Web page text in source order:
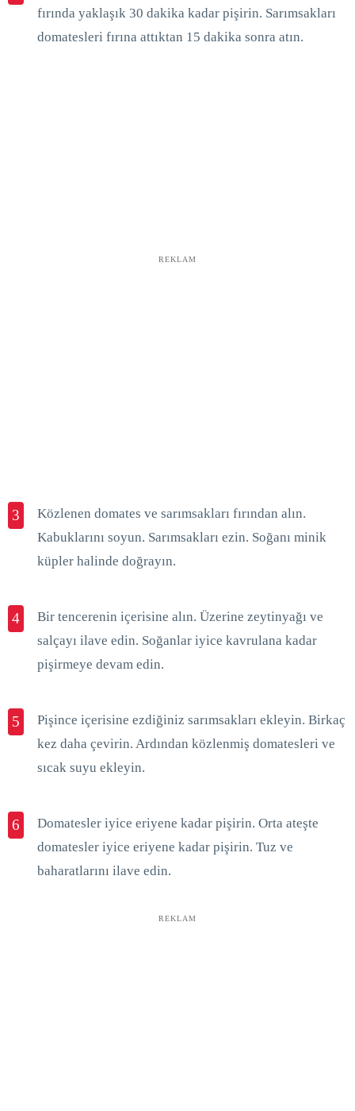
fırında yaklaşık 30 dakika kadar pişirin. Sarımsakları
domatesleri fırına attıktan 15 dakika sonra atın.
REKLAM
3
Közlenen domates ve sarımsakları fırından alın.
Kabuklarını soyun. Sarımsakları ezin. Soğanı minik
küpler halinde doğrayın.
4
Bir tencerenin içerisine alın. Üzerine zeytinyağı ve
salçayı ilave edin. Soğanlar iyice kavrulana kadar
pişirmeye devam edin.
5
Pişince içerisine ezdiğiniz sarımsakları ekleyin. Birkaç
kez daha çevirin. Ardından közlenmiş domatesleri ve
sıcak suyu ekleyin.
6
Domatesler iyice eriyene kadar pişirin. Orta ateşte
domatesler iyice eriyene kadar pişirin. Tuz ve
baharatlarını ilave edin.
REKLAM